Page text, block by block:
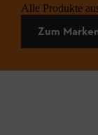
Alle Produkte
Zum